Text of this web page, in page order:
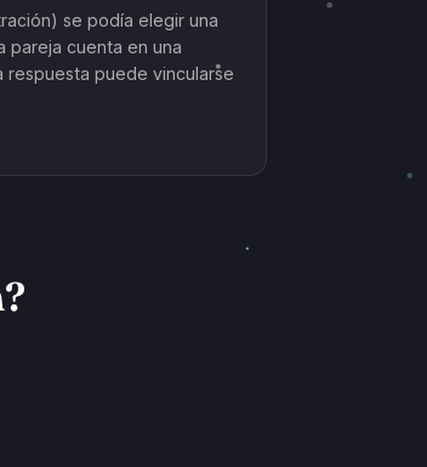
se podía elegir una
pareja cuenta en una
respuesta puede vincularse